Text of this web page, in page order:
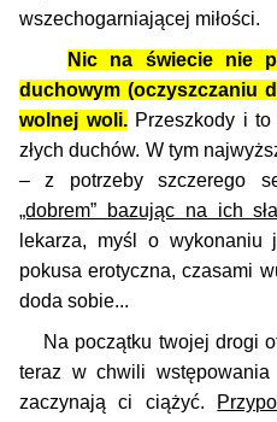
wszechogarniającej miłości.
Nic na świecie nie
duchowym (oczyszczaniu
wolnej woli.Przeszkody i to
złych duchów. W tym
– z potrzeby szczerego
„dobrem” bazując na ich
lekarza, myśl o wykonaniu
pokusa erotyczna, czasami
doda sobie...
Na początku twojej drogi
teraz w chwili
zaczynają ci ciążyć.